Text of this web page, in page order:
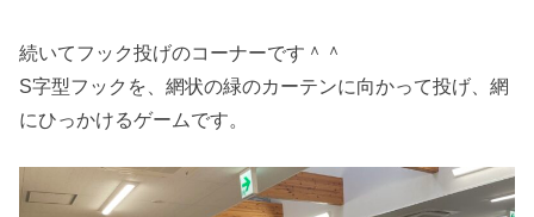
続いてフック投げのコーナーです＾＾
S字型フックを、網状の緑のカーテンに向かって投げ、網
にひっかけるゲームです。